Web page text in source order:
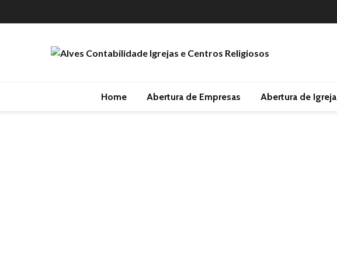
Home Abertura de Empresas Abertura de Igreja